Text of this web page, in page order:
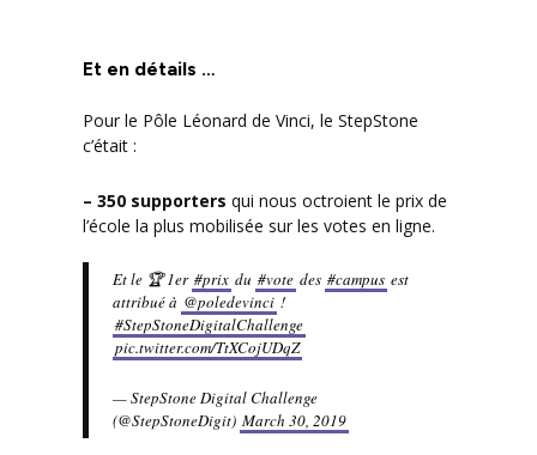
Et en détails …
Pour le Pôle Léonard de Vinci, le StepStone
c’était :
– 350 supporters qui nous octroient le prix de
l’école la plus mobilisée sur les votes en ligne.
Et le 🏆 1er #prix du #vote des #campus est
attribué à @poledevinci !
#StepStoneDigitalChallenge
pic.twitter.com/TtXCojUDqZ
— StepStone Digital Challenge
(@StepStoneDigit) March 30, 2019